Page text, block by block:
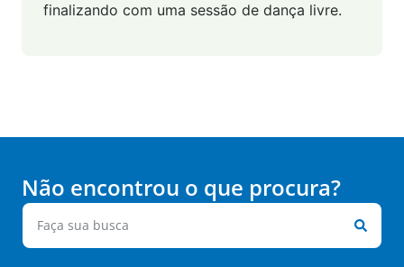
finalizando com uma sessão de dança livre.
Não encontrou o que procura?